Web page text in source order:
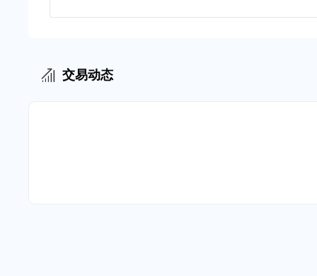
交易动态